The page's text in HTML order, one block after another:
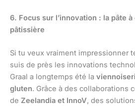
6. Focus sur l’innovation : la pâte
pâtissière
Si tu veux vraiment impressionner
suis de près les innovations
Graal a longtemps été la
gluten. Grâce à des collaborations
de Zeelandia et InnoV, des